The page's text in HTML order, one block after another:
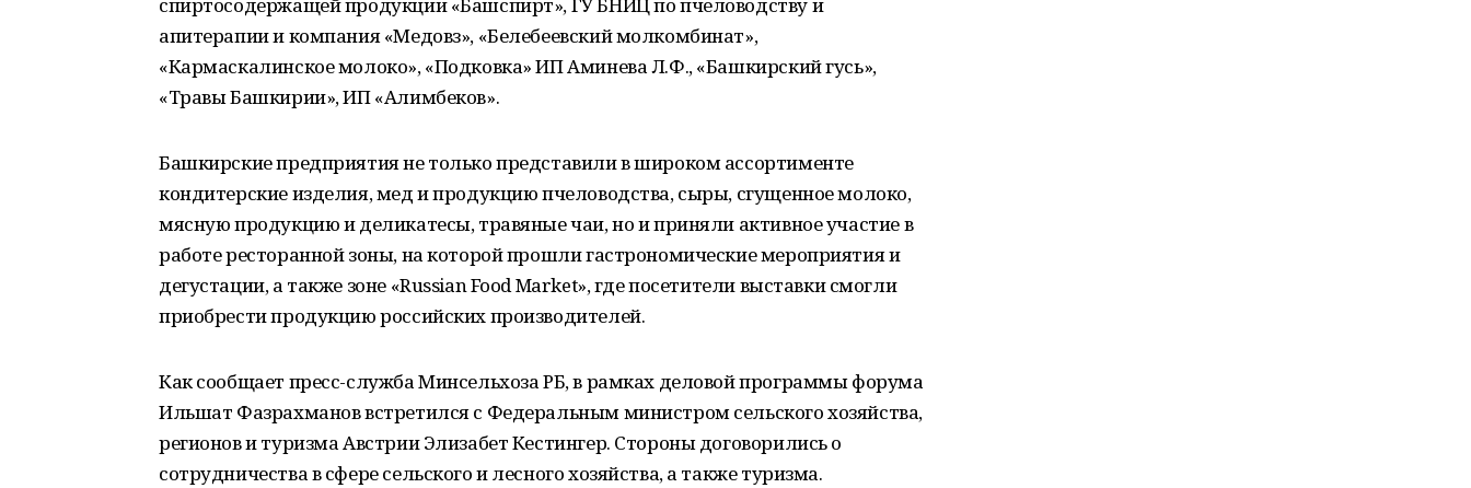
апитерапии и компания «Медовз», «Белебеевский молкомбинат»,
«Кармаскалинское молоко», «Подковка» ИП Аминева Л.Ф., «Башкирский гусь»,
«Травы Башкирии», ИП «Алимбеков».
Башкирские предприятия не только представили в широком ассортименте
кондитерские изделия, мед и продукцию пчеловодства, сыры, сгущенное молоко,
мясную продукцию и деликатесы, травяные чаи, но и приняли активное участие в
работе ресторанной зоны, на которой прошли гастрономические мероприятия и
дегустации, а также зоне «Russian Food Market», где посетители выставки смогли
приобрести продукцию российских производителей.
Как сообщает пресс-служба Минсельхоза РБ, в рамках деловой программы форума
Ильшат Фазрахманов встретился с Федеральным министром сельского хозяйства,
регионов и туризма Австрии Элизабет Кестингер. Стороны договорились о
сотрудничества в сфере сельского и лесного хозяйства, а также туризма.